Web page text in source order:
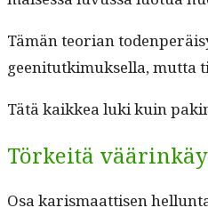
Tämän teo­ri­an
geen­i­tutkimuk­sel­la, mut­ta
Tätä kaikkea luki kuin
Törkeitä
Osa karis­maat­tisen